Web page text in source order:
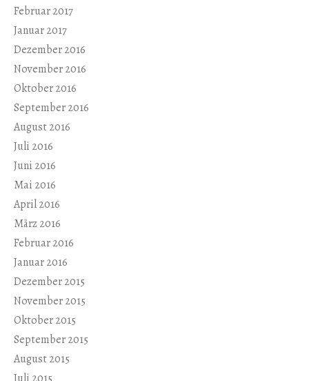
Februar 2017
Januar 2017
Dezember 2016
November 2016
Oktober 2016
September 2016
August 2016
Juli 2016
Juni 2016
Mai 2016
April 2016
März 2016
Februar 2016
Januar 2016
Dezember 2015
November 2015
Oktober 2015
September 2015
August 2015